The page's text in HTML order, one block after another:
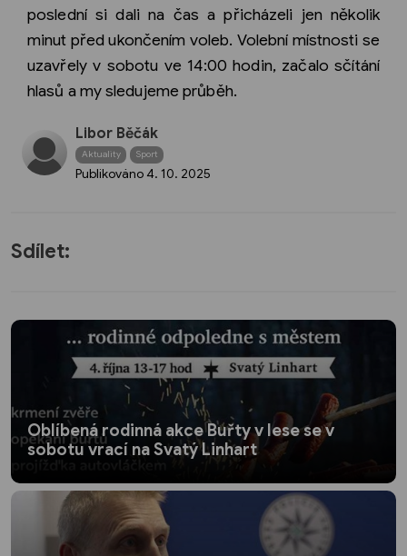
poslední si dali na čas a přicházeli jen několik
minut před ukončením voleb. Volební místnosti se
uzavřely v sobotu ve 14:00 hodin, začalo sčítání
hlasů a my sledujeme průběh.
Libor Běčák
Aktuality Sport
Publikováno 4. 10. 2025
Sdílet:
Oblíbená rodinná akce Buřty v lese se v
sobotu vrací na Svatý Linhart